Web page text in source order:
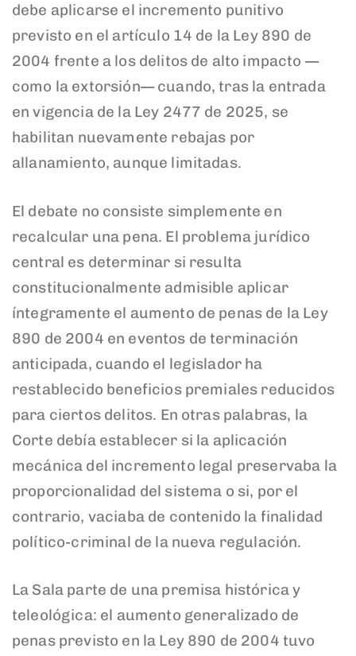
debe aplicarse el incremento punitivo
previsto en el artículo 14 de la Ley 890 de
2004 frente a los delitos de alto impacto —
como la extorsión— cuando, tras la entrada
en vigencia de la Ley 2477 de 2025, se
habilitan nuevamente rebajas por
allanamiento, aunque limitadas.
El debate no consiste simplemente en
recalcular una pena. El problema jurídico
central es determinar si resulta
constitucionalmente admisible aplicar
íntegramente el aumento de penas de la Ley
890 de 2004 en eventos de terminación
anticipada, cuando el legislador ha
restablecido beneficios premiales reducidos
para ciertos delitos. En otras palabras, la
Corte debía establecer si la aplicación
mecánica del incremento legal preservaba la
proporcionalidad del sistema o si, por el
contrario, vaciaba de contenido la finalidad
político-criminal de la nueva regulación.
La Sala parte de una premisa histórica y
teleológica: el aumento generalizado de
penas previsto en la Ley 890 de 2004 tuvo